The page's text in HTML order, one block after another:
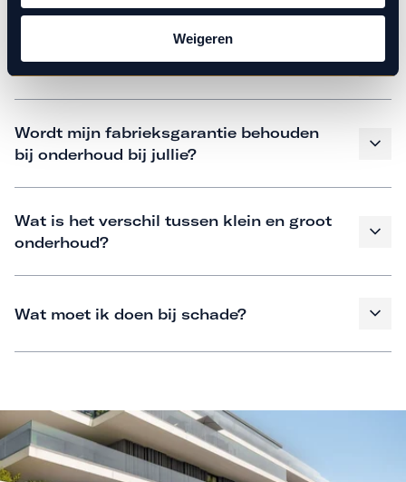
Weigeren
Is vervangend vervoer mogelijk?
Wordt mijn fabrieksgarantie behouden
bij onderhoud bij jullie?
Wat is het verschil tussen klein en groot
onderhoud?
Wat moet ik doen bij schade?